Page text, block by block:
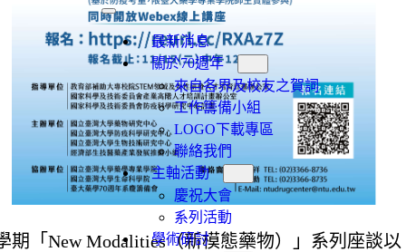
最新消息
關於70週年
來自各界及校友之賀詞
工作籌備小組
LOGO下載專區
聯絡我們
主軸活動
慶祝大會
系列活動
學術研討
期「New Modalities（新模態藥物）」系列座談以